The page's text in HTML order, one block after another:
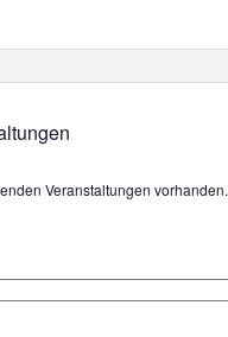
Veranstaltungen vorhanden.